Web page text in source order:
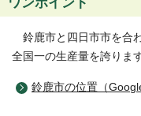
鈴鹿市と四日市市を合
全国一の生産量を誇りま
鈴鹿市の位置（